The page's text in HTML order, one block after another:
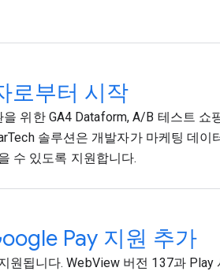
로부터 시작
위한 GA4 Dataform, A/B 테스트 쇼
솔루션은 개발자가 마케팅 데이
수 있도록 지원합니다.
Pay 지원 추가
원됩니다. WebView 버전 137과 Play